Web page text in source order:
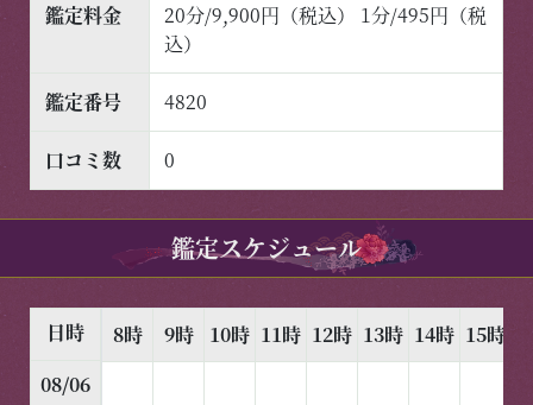
鑑定料金
20分/9,900円（税込） 1分/495円（税
込）
鑑定番号 4820
口コミ数 0
鑑定スケジュール
日時
08/06
8時 9時 10時 11時 12時 13時 14時 15時